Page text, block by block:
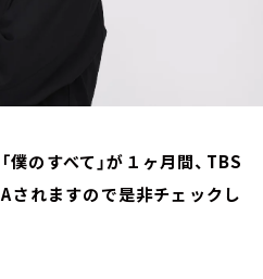
僕のすべて」が１ヶ月間、TBS
されますので是非チェックし